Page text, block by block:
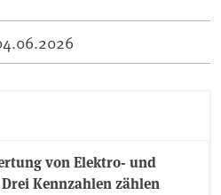
von Elektro- und
Kennzahlen zählen